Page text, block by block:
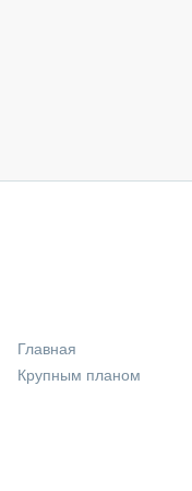
Главная
Крупным планом